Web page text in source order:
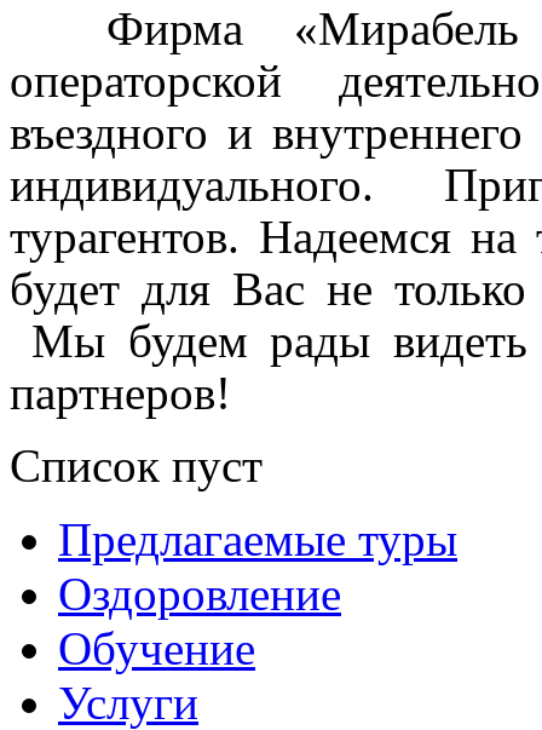
Фирма «Мирабель
операторской
въездного и
индивидуального.
турагентов. Надеемся на
будет для Вас не
Мы будем рады видеть
партнеров!
Список пуст
Предлагаемые туры
Оздоровление
Обучение
Услуги